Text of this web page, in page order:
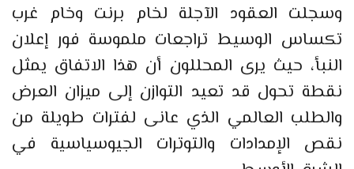
وسجلت العقود الآجلة لخام برنت وخام غرب
تكساس الوسيط تراجعات ملموسة فور إعلان
النبأ، حيث يرى المحللون أن هذا الاتفاق يمثل
نقطة تحول قد تعيد التوازن إلى ميزان العرض
والطلب العالمي الذي عانى لفترات طويلة من
نقص الإمدادات والتوترات الجيوسياسية في